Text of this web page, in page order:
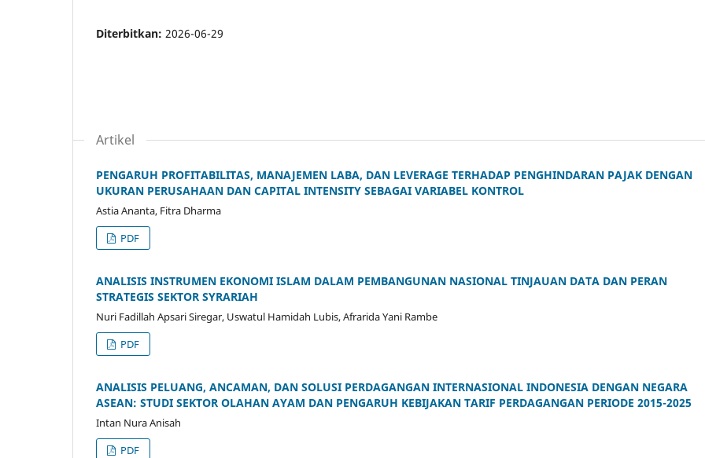
Diterbitkan: 2026-06-29
Artikel
PENGARUH PROFITABILITAS, MANAJEMEN LABA, DAN LEVERAGE TERHADAP PENGHINDARAN PAJAK DENGAN
UKURAN PERUSAHAAN DAN CAPITAL INTENSITY SEBAGAI VARIABEL KONTROL
Astia Ananta, Fitra Dharma
PDF
ANALISIS INSTRUMEN EKONOMI ISLAM DALAM PEMBANGUNAN NASIONAL TINJAUAN DATA DAN PERAN
STRATEGIS SEKTOR SYRARIAH
Nuri Fadillah Apsari Siregar, Uswatul Hamidah Lubis, Afrarida Yani Rambe
PDF
ANALISIS PELUANG, ANCAMAN, DAN SOLUSI PERDAGANGAN INTERNASIONAL INDONESIA DENGAN NEGARA
ASEAN: STUDI SEKTOR OLAHAN AYAM DAN PENGARUH KEBIJAKAN TARIF PERDAGANGAN PERIODE 2015-2025
Intan Nura Anisah
PDF